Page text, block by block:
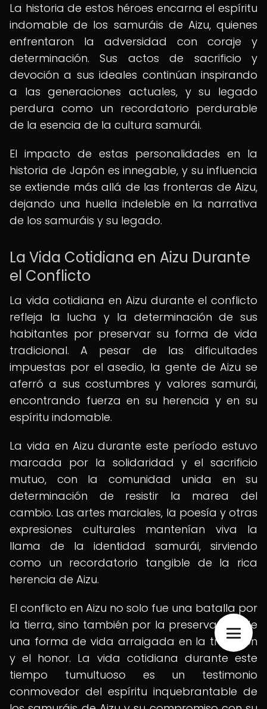
La historia de estos héroes encarna el espíritu
indomable de los samuráis de Aizu, quienes
enfrentaron la adversidad con coraje y
determinación. Sus actos de sacrificio y
devoción a sus ideales continúan inspirando
a las generaciones actuales, y su legado
perdura como un recordatorio perdurable
de la esencia de la cultura samurái.
El impacto de estas personalidades en la
historia de Japón es innegable, y su influencia
se extiende más allá de las fronteras de Aizu,
dejando una huella indeleble en la narrativa
de los samuráis y su legado.
La Vida Cotidiana en Aizu Durante
el Conflicto
La vida cotidiana en Aizu durante el conflicto
refleja la lucha y la determinación de sus
habitantes por preservar su forma de vida
tradicional. A pesar de las dificultades
impuestas por el asedio, la gente de Aizu se
aferró a sus costumbres y valores samurái,
encontrando fuerza en su herencia y en su
espíritu indomable.
La vida en Aizu durante este período estuvo
marcada por la solidaridad y el sacrificio
mutuo, con la comunidad unida en su
determinación de resistir la marea del
cambio. Las artes marciales, la poesía y otras
expresiones culturales mantenían viva la
llama de la identidad samurái, sirviendo
como un recordatorio tangible de la rica
herencia de Aizu.
El conflicto en Aizu no solo fue una batalla por
la tierra, sino también por la preservación de
una forma de vida arraigada en la tradición
y el honor. La vida cotidiana durante este
tiempo tumultuoso es un testimonio
conmovedor del espíritu inquebrantable de